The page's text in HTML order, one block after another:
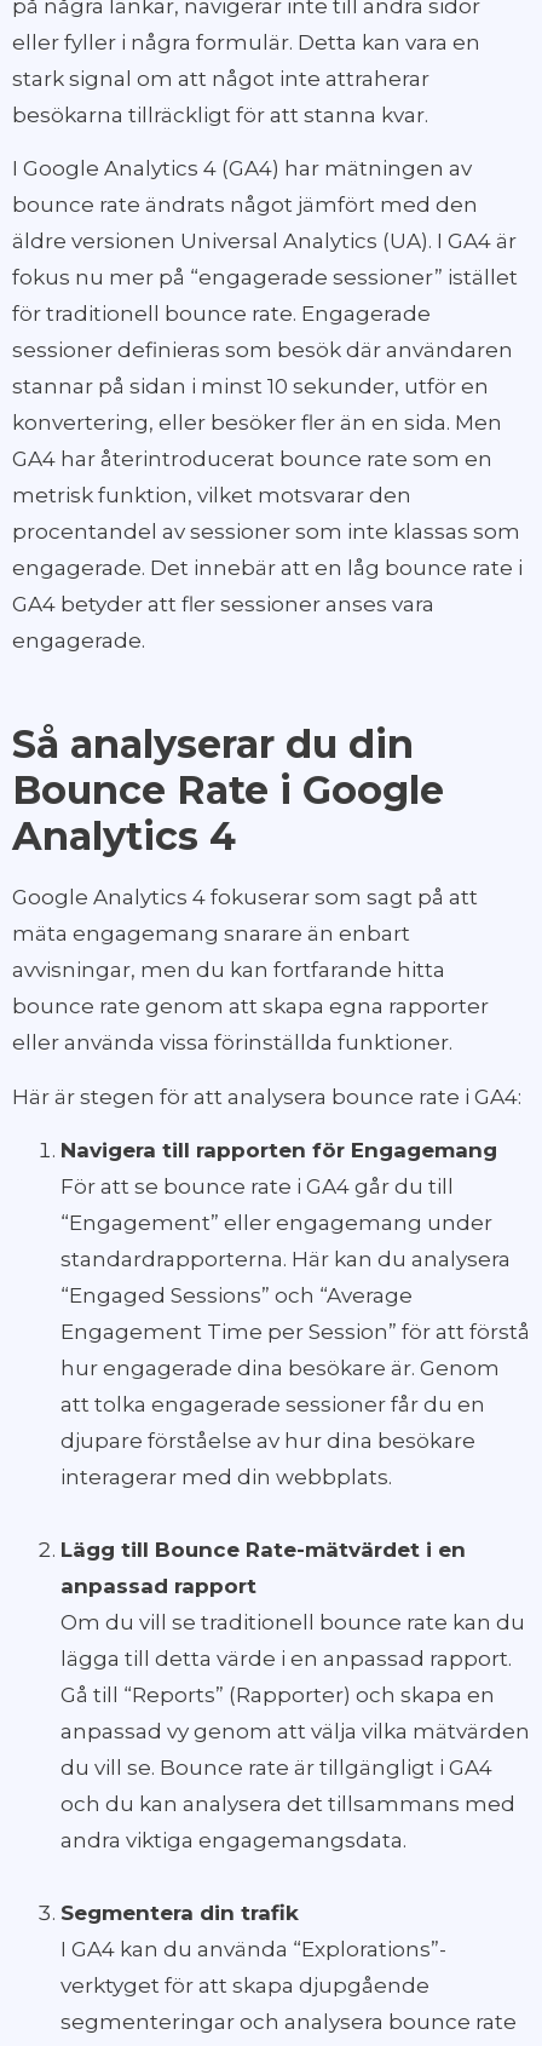
på några länkar, navigerar inte till andra sidor
eller fyller i några formulär. Detta kan vara en
stark signal om att något inte attraherar
besökarna tillräckligt för att stanna kvar.
I Google Analytics 4 (GA4) har mätningen av
bounce rate ändrats något jämfört med den
äldre versionen Universal Analytics (UA). I GA4 är
fokus nu mer på “engagerade sessioner” istället
för traditionell bounce rate. Engagerade
sessioner definieras som besök där användaren
stannar på sidan i minst 10 sekunder, utför en
konvertering, eller besöker fler än en sida. Men
GA4 har återintroducerat bounce rate som en
metrisk funktion, vilket motsvarar den
procentandel av sessioner som inte klassas som
engagerade. Det innebär att en låg bounce rate i
GA4 betyder att fler sessioner anses vara
engagerade.
Så analyserar du din
Bounce Rate i Google
Analytics 4
Google Analytics 4 fokuserar som sagt på att
mäta engagemang snarare än enbart
avvisningar, men du kan fortfarande hitta
bounce rate genom att skapa egna rapporter
eller använda vissa förinställda funktioner.
Här är stegen för att analysera bounce rate i GA4:
Navigera till rapporten för Engagemang
För att se bounce rate i GA4 går du till
“Engagement” eller engagemang under
standardrapporterna. Här kan du analysera
“Engaged Sessions” och “Average
Engagement Time per Session” för att förstå
hur engagerade dina besökare är. Genom
att tolka engagerade sessioner får du en
djupare förståelse av hur dina besökare
interagerar med din webbplats.
Lägg till Bounce Rate-mätvärdet i en
anpassad rapport
Om du vill se traditionell bounce rate kan du
lägga till detta värde i en anpassad rapport.
Gå till “Reports” (Rapporter) och skapa en
anpassad vy genom att välja vilka mätvärden
du vill se. Bounce rate är tillgängligt i GA4
och du kan analysera det tillsammans med
andra viktiga engagemangsdata.
Segmentera din trafik
I GA4 kan du använda “Explorations”-
verktyget för att skapa djupgående
segmenteringar och analysera bounce rate